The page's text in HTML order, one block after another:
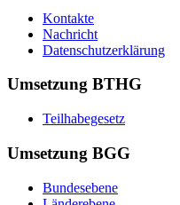
Kontakte
Nachricht
Datenschutzerklärung
Umsetzung BTHG
Teilhabegesetz
Umsetzung BGG
Bundesebene